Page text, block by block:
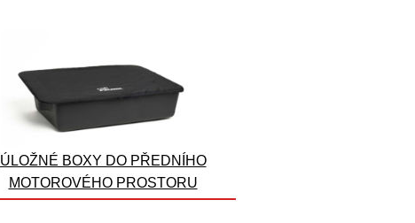
ÚLOŽNÉ BOXY DO PŘEDNÍHO
MOTOROVÉHO PROSTORU